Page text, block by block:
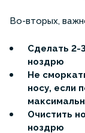
Во-вторых,
Сделать 2-
ноздрю
Не
носу, если
Очистить
ноздрю